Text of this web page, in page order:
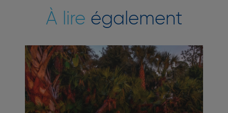
À lire également